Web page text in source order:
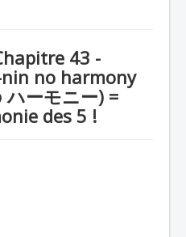
43 -
no harmony
ハーモニー) =
des 5 !